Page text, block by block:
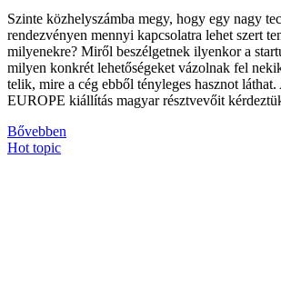
Szinte közhelyszámba megy, hogy egy nagy
rendezvényen mennyi kapcsolatra lehet szert
milyenekre? Miről beszélgetnek ilyenkor a
milyen konkrét lehetőségeket vázolnak fel
telik, mire a cég ebből tényleges hasznot
EUROPE kiállítás magyar résztvevőit
Bővebben
Hot topic